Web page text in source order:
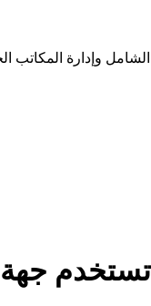
وإدارة المكاتب